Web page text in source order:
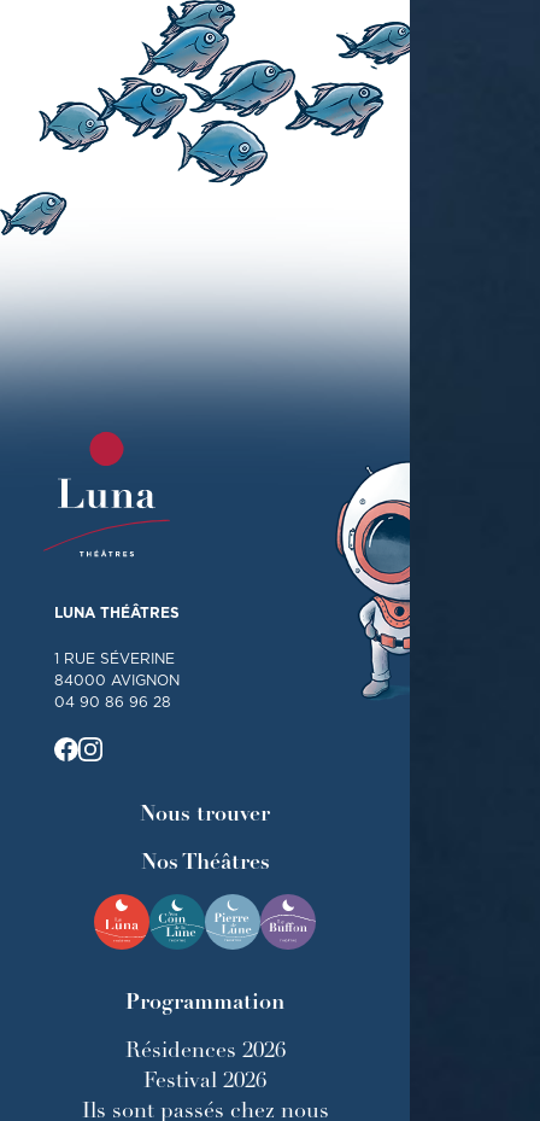
LUNA THÉÂTRES
1 RUE SÉVERINE
84000 AVIGNON
04 90 86 96 28
Nous trouver
Nos Théâtres
Programmation
Résidences 2026
Festival 2026
Ils sont passés chez nous